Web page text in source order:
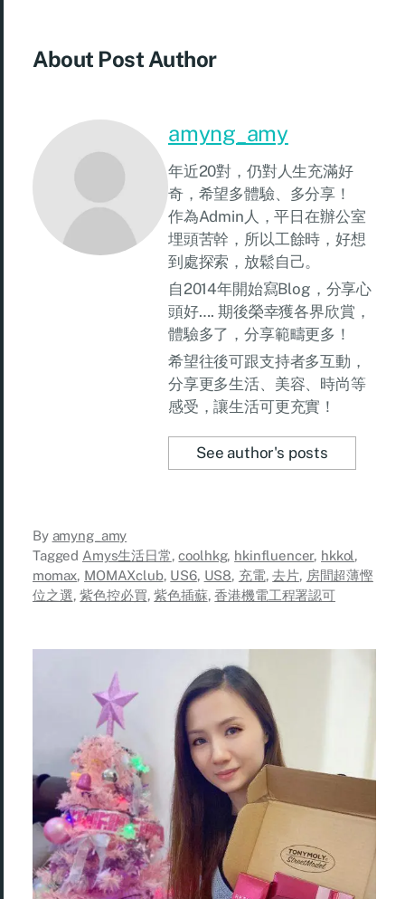
About Post Author
amyng_amy
年近20對，仍對人生充滿好
奇，希望多體驗、多分享！
作為Admin人，平日在辦公室
埋頭苦幹，所以工餘時，好想
到處探索，放鬆自己。
自2014年開始寫Blog，分享心
頭好…. 期後榮幸獲各界欣賞，
體驗多了，分享範疇更多！
希望往後可跟支持者多互動，
分享更多生活、美容、時尚等
感受，讓生活可更充實！
See author's posts
By amyng_amy
Tagged Amys生活日常,coolhkg, hkinfluencer, hkkol,
momax, MOMAXclub, US6, US8, 充電,去片, 房間超薄慳
位之選,紫色控必買,紫色插蘇,香港機電工程署認可